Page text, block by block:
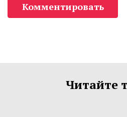
Комментировать
Читайте